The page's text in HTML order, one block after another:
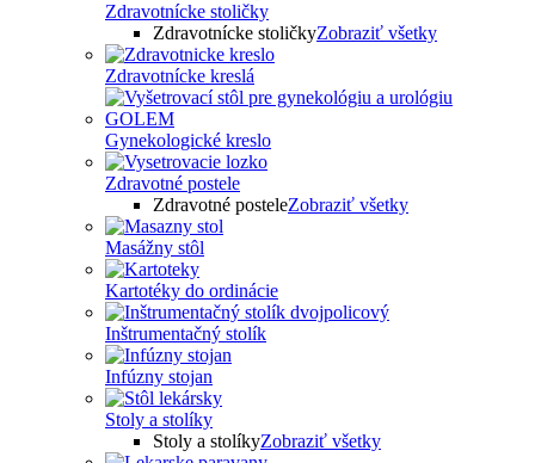
Zdravotnícke stoličky
Zdravotnícke stoličkyZobraziť všetky
Zdravotnícke kreslá
Gynekologické kreslo
Zdravotné postele
Zdravotné posteleZobraziť všetky
Masážny stôl
Kartotéky do ordinácie
Inštrumentačný stolík
Infúzny stojan
Stoly a stolíky
Stoly a stolíkyZobraziť všetky